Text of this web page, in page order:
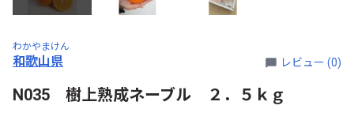
わかやまけん
和歌山県 レビュー (0)
N035 樹上熟成ネーブル ２．５ｋｇ